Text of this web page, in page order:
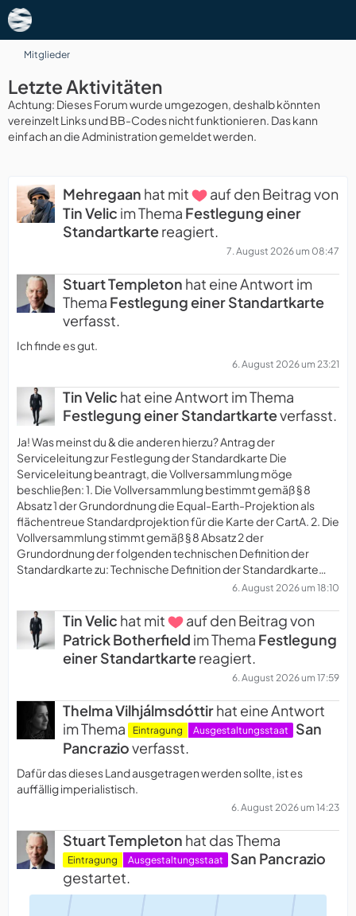
Mitglieder
Letzte Aktivitäten
Achtung: Dieses Forum wurde umgezogen, deshalb könnten
vereinzelt Links und BB-Codes nicht funktionieren. Das kann
einfach an die Administration gemeldet werden.
Mehregaan hat mit
auf den Beitrag von
Tin Velic im Thema Festlegung einer
Standartkartereagiert.
7. August 2026 um 08:47
Stuart Templeton hat eine Antwort im
Thema Festlegung einer Standartkarte
verfasst.
Ich finde es gut.
6. August 2026 um 23:21
Tin Velic hat eine Antwort im Thema
Festlegung einer Standartkarteverfasst.
Ja! Was meinst du & die anderen hierzu? Antrag der
Serviceleitung zur Festlegung der Standardkarte Die
Serviceleitung beantragt, die Vollversammlung möge
beschließen: 1. Die Vollversammlung bestimmt gemäß § 8
Absatz 1 der Grundordnung die Equal-Earth-Projektion als
flächentreue Standardprojektion für die Karte der CartA. 2. Die
Vollversammlung stimmt gemäß § 8 Absatz 2 der
Grundordnung der folgenden technischen Definition der
Standardkarte zu: Technische Definition der Standardkarte…
6. August 2026 um 18:10
Tin Velic hat mit
auf den Beitrag von
Patrick Botherfield im Thema Festlegung
einer Standartkartereagiert.
6. August 2026 um 17:59
Thelma Vilhjálmsdóttirhat eine Antwort
im Thema
Eintragung Ausgestaltungsstaat
San
Pancrazioverfasst.
Dafür das dieses Land ausgetragen werden sollte, ist es
auffällig imperialistisch.
6. August 2026 um 14:23
Stuart Templeton hat das Thema
Eintragung Ausgestaltungsstaat
San Pancrazio
gestartet.